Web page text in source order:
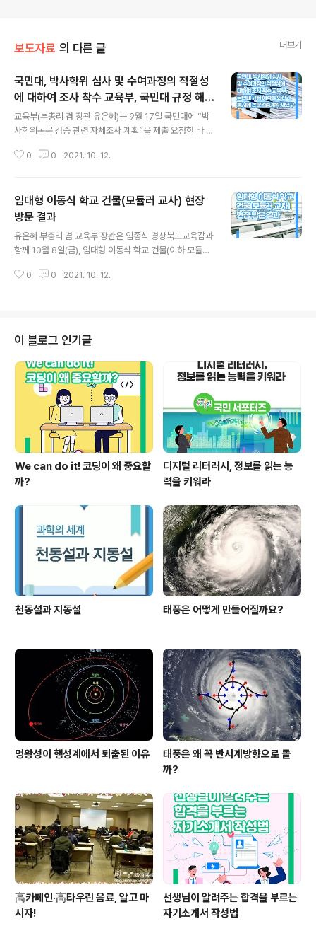
보도자료 의 다른 글 더보기
국민대, 박사학위 심사 및 수여과정의 적절성
에 대하여 조사 착수 교육부, 국민대 규정 해석
을 회신과 동시에 논문검증계획 재요구
교육부(부총리 겸 장관 유은혜)는 9월 17일 국민대에 “박
사학위논문 검증 관련 자체조사 계획”을 제출 요청한 바 있
취지에 부합되지 않게 검증이 필요한 박사학위 논문에 대
지에 대한 문제제기도 이루어지고 있음 이에 귀 대학의 ①
예비조사 결과에 대한 재검토와 ②박사학위 심사 및 수여
과정의 적절성에 대한 자체조사를 요청하니 이에 대한 조
치계획을 ‘21.10.8(금)까지 제출하여 주시기 바람 이에 따
라 국민대는 10월 8일 “학위논문 검증 관련 자체조사 계
획”을 제출하였으며, 동 사안에 대한 유권해석도 우리부에
0 0 2021. 10. 12.
임대형 이동식 학교 건물(모듈러 교사) 현장
방문 결과
유은혜 부총리 겸 교육부 장관은 임종식 경상북도교육감과
함께 10월 8일(금), 임대형 이동식 학교 건물(이하 모듈러
재)를 방문하여 모듈러 교사를 직접 살펴보고, 학교 현장의
입하였다. 설치된 모듈러 교사는 지상 3층, 높이 10.7m,
연면적 1,337㎡의 규모로 교실, 행정실 등 12실, 화장실
6실로 구성되었으며, 일반건물 수준의 내진, 소방, 환기, 단
열, 방음 등의 성능을 갖추고 있다. 모듈러 교사는 임시 학
습공간으로서 비교적 열악했던 예전의 컨테이너 대신 도입
0 0 2021. 10. 12.
이 블로그 인기글
We can do it! 코딩이 왜 중요할
까?
디지털 리터러시, 정보를 읽는 능
력을 키워라
천동설과 지동설 태풍은 어떻게 만들어질까요?
명왕성이 행성계에서 퇴출된 이유
태풍은 왜 꼭 반시계방향으로 돌
까?
高카페인·高타우린 음료, 알고 마
시자!
선생님이 알려주는 합격을 부르는
자기소개서 작성법